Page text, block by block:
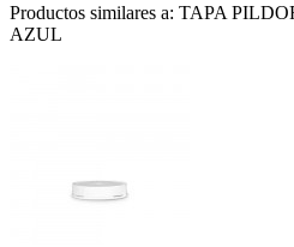
Productos similares a: TAPA
AZUL